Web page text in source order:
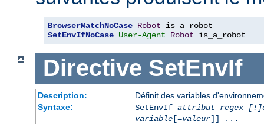
BrowserMatchNoCase Robot
SetEnvIfNoCase User-Agent Robot is_a_robot
Directive SetEnvIf
Description:
Définit des variables
Syntaxe:
SetEnvIf attribut regex
variable[=valeur]] ...